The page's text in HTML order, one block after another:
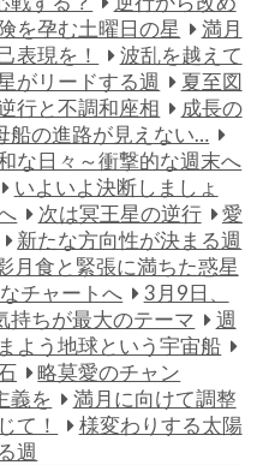
を孕む土曜日の星
満月
表現を！
波乱を越えて
がリードする週
夏至図
行と不調和座相
成長の
船の進路が見えない…
な日々～衝撃的な週末へ
いよいよ決断しましょ
次は冥王星の逆行
愛
新たな方向性が決まる週
月食と緊張に満ちた惑星
チャートへ
3月9日、
持ちが最大のテーマ
週
よう地球という宇宙船
略莫愛のチャン
義を
満月に向けて調整
て！
様変わりする太陽
週